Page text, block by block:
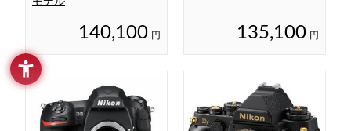
140,100 円 135,100 円